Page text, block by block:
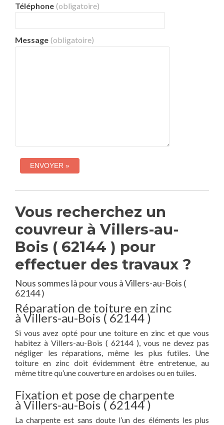
Téléphone (obligatoire)
Message (obligatoire)
Vous recherchez un
couvreur à Villers-au-
Bois ( 62144 ) pour
effectuer des travaux ?
Nous sommes là pour vous à Villers-au-Bois (
62144 )
Réparation de toiture en zinc
à Villers-au-Bois ( 62144 )
Si vous avez opté pour une toiture en zinc et que vous
habitez à Villers-au-Bois ( 62144 ), vous ne devez pas
négliger les réparations, même les plus futiles. Une
toiture en zinc doit évidemment être entretenue, au
même titre qu’une couverture en ardoises ou en tuiles.
Fixation et pose de charpente
à Villers-au-Bois ( 62144 )
La charpente est sans doute l’un des éléments les plus